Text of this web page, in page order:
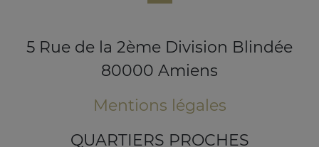
5 Rue de la 2ème Division Blindée
80000 Amiens
Mentions légales
QUARTIERS PROCHES